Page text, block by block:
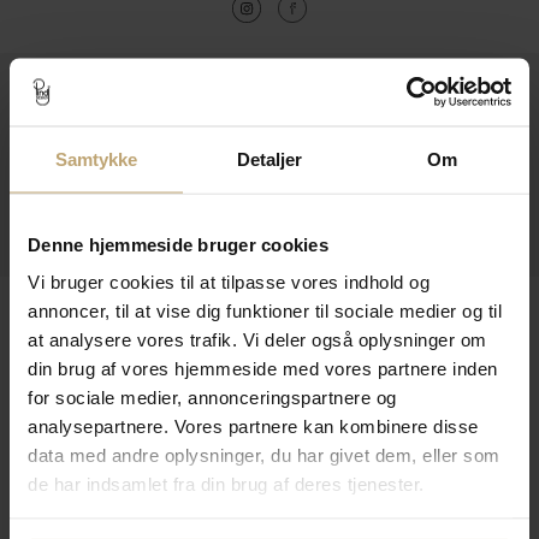
Samtykke Detaljer Om
Denne hjemmeside bruger cookies
Vi bruger cookies til at tilpasse vores indhold og
annoncer, til at vise dig funktioner til sociale medier og til
at analysere vores trafik. Vi deler også oplysninger om
din brug af vores hjemmeside med vores partnere inden
for sociale medier, annonceringspartnere og
analysepartnere. Vores partnere kan kombinere disse
data med andre oplysninger, du har givet dem, eller som
de har indsamlet fra din brug af deres tjenester.
Kontakt
Information
Praktiske Sider
Leveringsmuligheder
Betalingsmuligheder